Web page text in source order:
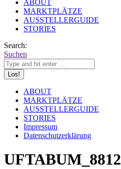
ABOUT
MARKTPLÄTZE
AUSSTELLERGUIDE
STORIES
Search:
Suchen
ABOUT
MARKTPLÄTZE
AUSSTELLERGUIDE
STORIES
Impressum
Datenschutzerklärung
UFTABUM_8812